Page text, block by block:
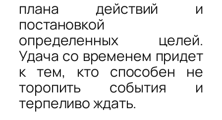
плана действий и
постановкой
определенных целей.
Удача со временем придет
к тем, кто способен не
торопить события и
терпеливо ждать.